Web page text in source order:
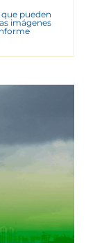
pueden
imágenes